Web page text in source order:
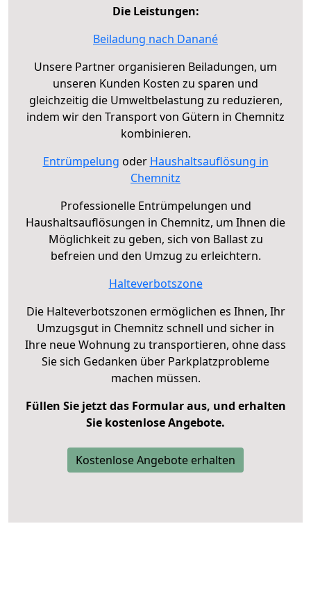
Die Leistungen:
Beiladung nach Danané
Unsere Partner organisieren Beiladungen, um
unseren Kunden Kosten zu sparen und
gleichzeitig die Umweltbelastung zu reduzieren,
indem wir den Transport von Gütern in Chemnitz
kombinieren.
Entrümpelung oder Haushaltsauflösung in
Chemnitz
Professionelle Entrümpelungen und
Haushaltsauflösungen in Chemnitz, um Ihnen die
Möglichkeit zu geben, sich von Ballast zu
befreien und den Umzug zu erleichtern.
Halteverbotszone
Die Halteverbotszonen ermöglichen es Ihnen, Ihr
Umzugsgut in Chemnitz schnell und sicher in
Ihre neue Wohnung zu transportieren, ohne dass
Sie sich Gedanken über Parkplatzprobleme
machen müssen.
Füllen Sie jetzt das Formular aus, und erhalten
Sie kostenlose Angebote.
Kostenlose Angebote erhalten